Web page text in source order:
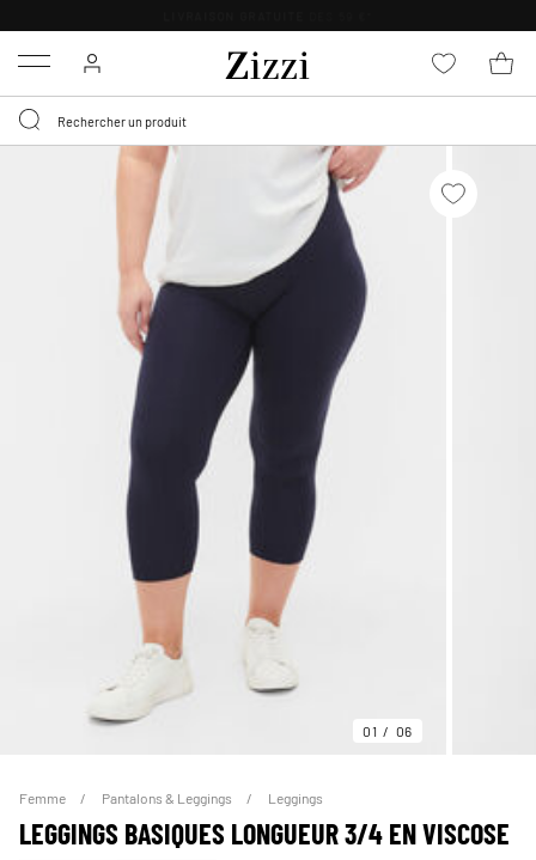
Menu
01 06
Femme Pantalons & Leggings Leggings
LEGGINGS BASIQUES LONGUEUR 3/4 EN VISCOSE